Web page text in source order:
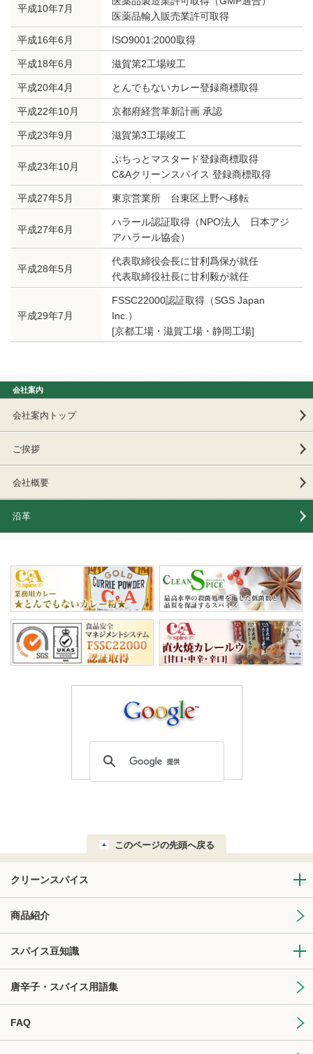
平成10年7月
医薬品輸入販売業許可取得
平成16年6月 ISO9001:2000取得
平成18年6月 滋賀第2工場竣工
平成20年4月 とんでもないカレー登録商標取得
平成22年10月 京都府経営革新計画 承認
平成23年9月 滋賀第3工場竣工
平成23年10月
ぷちっとマスタード登録商標取得
C&Aクリーンスパイス 登録商標取得
平成27年5月 東京営業所 台東区上野へ移転
平成27年6月
ハラール認証取得（NPO法人 日本アジ
アハラール協会）
平成28年5月
代表取締役会長に甘利爲保が就任
代表取締役社長に甘利毅が就任
平成29年7月
FSSC22000認証取得（SGS Japan
Inc.）
[京都工場・滋賀工場・静岡工場]
会社案内
会社案内トップ
ご挨拶
会社概要
沿革
このページの先頭へ戻る
クリーンスパイス
商品紹介
スパイス豆知識
唐辛子・スパイス用語集
FAQ